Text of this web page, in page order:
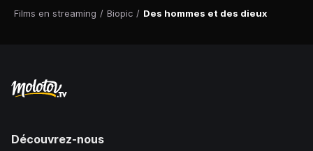
Films en streaming / Biopic / Des hommes et des dieux
Découvrez-nous